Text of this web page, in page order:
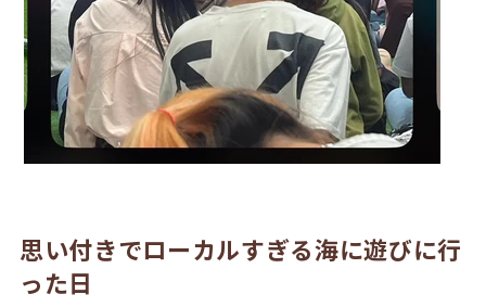
思い付きでローカルすぎる海に遊びに行
った日